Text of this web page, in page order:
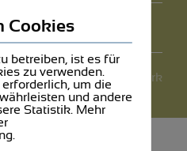
webdesign by mediawerk
Cookies
betreiben, ist es für
zu verwenden.
um die
und andere
Statistik. Mehr